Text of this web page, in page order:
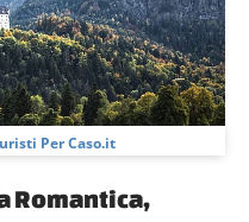
Per Caso.it
Romantica,